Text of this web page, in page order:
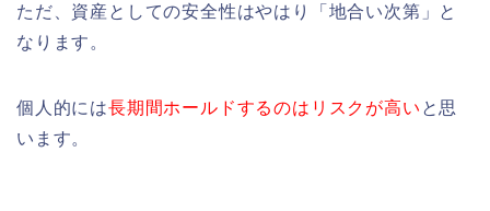
ただ、資産としての安全性はやはり「地合い次第」と
なります。
個人的には長期間ホールドするのはリスクが高い と思
います。